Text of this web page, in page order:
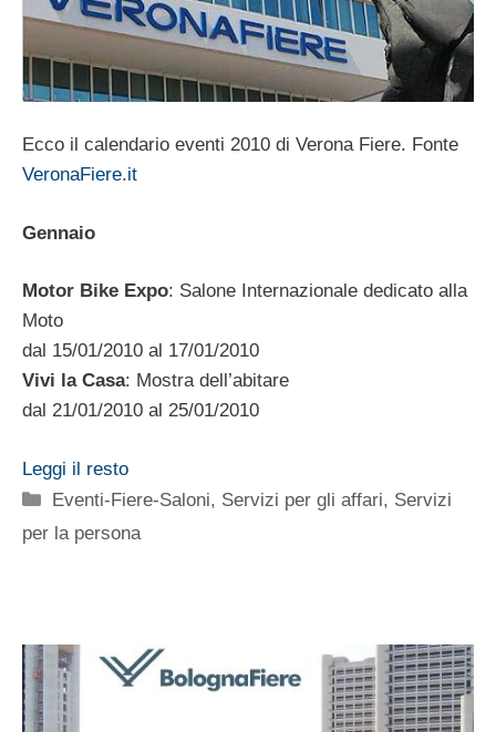
Ecco il calendario eventi 2010 di Verona Fiere. Fonte
VeronaFiere.it
Gennaio
Motor Bike Expo: Salone Internazionale dedicato alla
Moto
dal 15/01/2010 al 17/01/2010
Vivi la Casa: Mostra dell’abitare
dal 21/01/2010 al 25/01/2010
Leggi il resto
Categorie
Eventi-Fiere-Saloni, Servizi per gli affari, Servizi
per la persona